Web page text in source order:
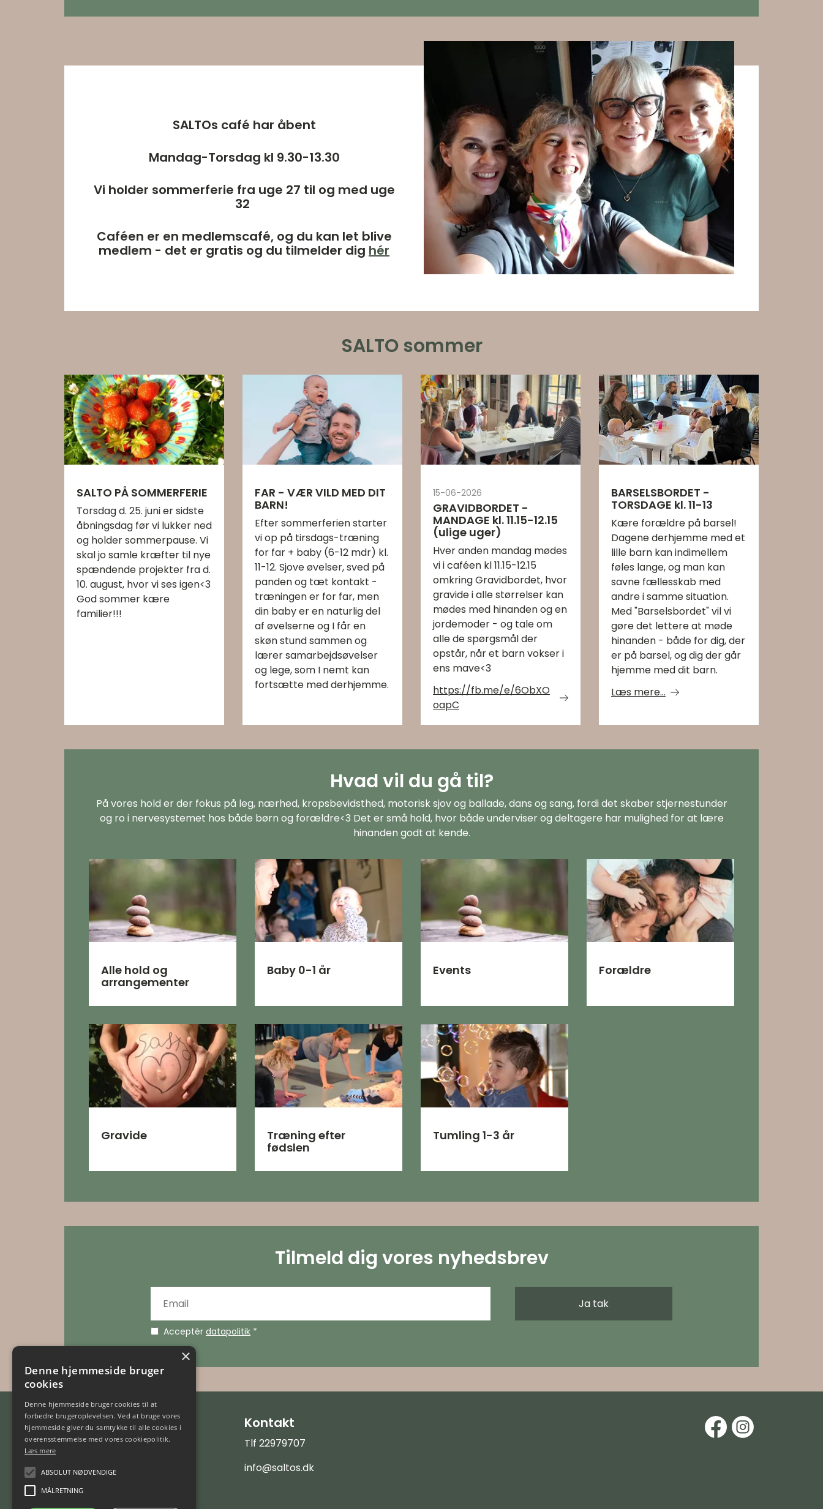
SALTOs café har åbent
Mandag-Torsdag kl 9.30-13.30
Vi holder sommerferie fra uge 27 til og med uge
32
Caféen er en medlemscafé, og du kan let blive
medlem - det er gratis og du tilmelder dig hér
SALTO sommer
SALTO PÅ SOMMERFERIE
Torsdag d. 25. juni er sidste
åbningsdag før vi lukker ned
og holder sommerpause. Vi
skal jo samle kræfter til nye
spændende projekter fra d.
10. august, hvor vi ses igen<3
God sommer kære
familier!!!
FAR - VÆR VILD MED DIT
BARN!
Efter sommerferien starter
vi op på tirsdags-træning
for far + baby (6-12 mdr) kl.
11-12. Sjove øvelser, sved på
panden og tæt kontakt -
træningen er for far, men
din baby er en naturlig del
af øvelserne og I får en
skøn stund sammen og
lærer samarbejdsøvelser
og lege, som I nemt kan
fortsætte med derhjemme.
15-06-2026
GRAVIDBORDET -
MANDAGE kl. 11.15-12.15
(ulige uger)
Hver anden mandag mødes
vi i caféen kl 11.15-12.15
omkring Gravidbordet, hvor
gravide i alle størrelser kan
mødes med hinanden og en
jordemoder - og tale om
alle de spørgsmål der
opstår, når et barn vokser i
ens mave<3
https://fb.me/e/6ObXO
oapC
BARSELSBORDET -
TORSDAGE kl. 11-13
Kære forældre på barsel!
Dagene derhjemme med et
lille barn kan indimellem
føles lange, og man kan
savne fællesskab med
andre i samme situation.
Med "Barselsbordet" vil vi
gøre det lettere at møde
hinanden - både for dig, der
er på barsel, og dig der går
hjemme med dit barn.
Læs mere...
Hvad vil du gå til?
På vores hold er der fokus på leg, nærhed, kropsbevidsthed, motorisk sjov og ballade, dans og sang, fordi det skaber stjernestunder
og ro i nervesystemet hos både børn og forældre<3 Det er små hold, hvor både underviser og deltagere har mulighed for at lære
hinanden godt at kende.
Alle hold og
arrangementer
Baby 0-1 år Events Forældre
Gravide
Træning efter
fødslen
Tumling 1-3 år
Tilmeld dig vores nyhedsbrev
Acceptér datapolitik *
SALTO -
Familieaktiviteter
3400 Hillerød
CVR 35 33 39 75
Kontakt
Tlf 22979707
info@saltos.dk
×
Denne hjemmeside bruger
cookies
Denne hjemmeside bruger cookies til at
forbedre brugeroplevelsen. Ved at bruge vores
hjemmeside giver du samtykke til alle cookies i
overensstemmelse med vores cookiepolitik.
Læs mere
ABSOLUT NØDVENDIGE
MÅLRETNING